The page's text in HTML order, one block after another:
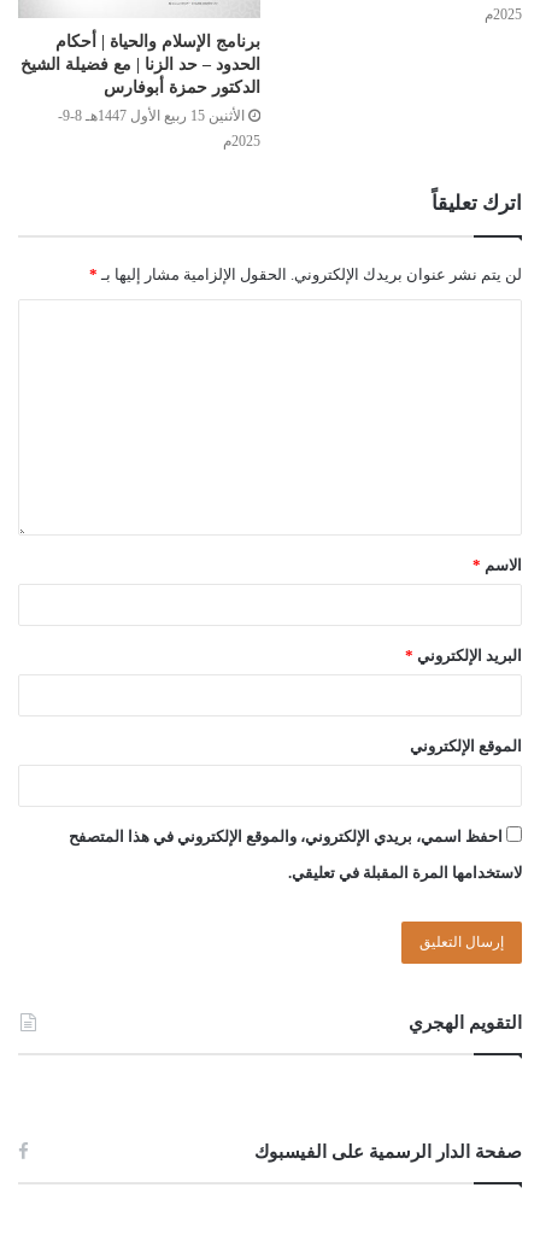
2025م
برنامج الإسلام والحياة | أحكام
الحدود – حد الزنا | مع فضيلة الشيخ
الدكتور حمزة أبوفارس
الأثنين 15 ربيع الأول 1447هـ 8-9-
2025م
اترك تعليقاً
لن يتم نشر عنوان بريدك الإلكتروني. الحقول الإلزامية مشار إليها بـ *
الاسم *
البريد الإلكتروني *
الموقع الإلكتروني
احفظ اسمي، بريدي الإلكتروني، والموقع الإلكتروني في هذا المتصفح
لاستخدامها المرة المقبلة في تعليقي.
التقويم الهجري
صفحة الدار الرسمية على الفيسبوك